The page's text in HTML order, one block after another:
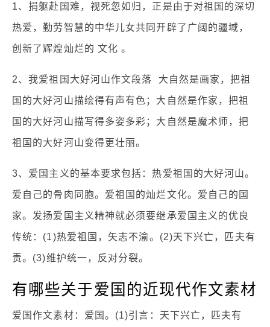
1、捐躯赴国难，视死忽如归，正是由于对祖国的深切
热爱，勤劳智慧的中华儿女共同开辟了广阔的疆域，
创新了辉煌灿烂的 文化 。
2、我爱祖国大好河山作文段落 大自然是画家，把祖
国的大好河山描绘得有声有色；大自然是作家，把祖
国的大好河山描写得多姿多彩；大自然是魔术师，把
祖国的大好河山变得更壮丽。
3、爱国主义的基本要求包括：热爱祖国的大好河山。
爱自己的骨肉同胞。爱祖国的灿烂文化。爱自己的国
家。发扬爱国主义精神就必须要继承爱国主义的优良
传统：(1)热爱祖国，矢志不渝。(2)天下兴亡，匹夫有
责。(3)维护统一，反对分裂。
有哪些关于爱国的近现代作文素材
爱国作文素材：爱国。(1)引言：天下兴亡，匹夫有